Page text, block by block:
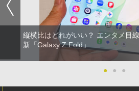
縦横比はどれがいい？ エンタメ目
新「Galaxy Z Fold」
● ● ●